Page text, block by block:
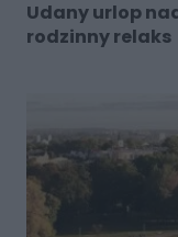
Udany urlop
rodzinny relaks